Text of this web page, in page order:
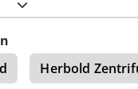
Herbold